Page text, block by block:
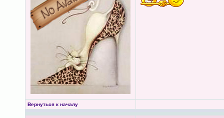
Вернуться к началу